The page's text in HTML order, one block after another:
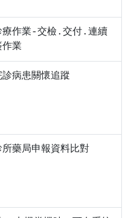
療作業-交檢.交付.連續
作業
診病患關懷追蹤
所藥局申報資料比對